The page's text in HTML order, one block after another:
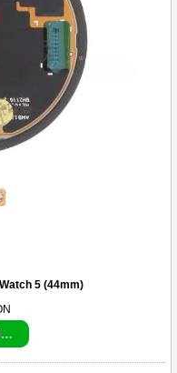
5 (44mm)